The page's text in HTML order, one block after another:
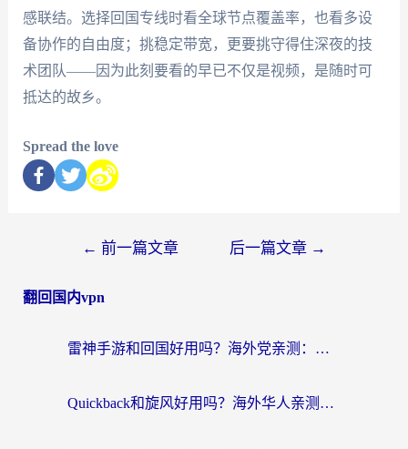
感联结。选择回国专线时看全球节点覆盖率，也看多设
备协作的自由度；挑稳定带宽，更要挑守得住深夜的技
术团队——因为此刻要看的早已不仅是视频，是随时可
抵达的故乡。
Spread the love
← 前一篇文章 后一篇文章 →
翻回国内vpn
雷神手游和回国好用吗？海外党亲测：选对加速器才能无缝刷剧打游戏
Quickback和旋风好用吗？海外华人亲测：选对回国加速器才能无缝看央视5